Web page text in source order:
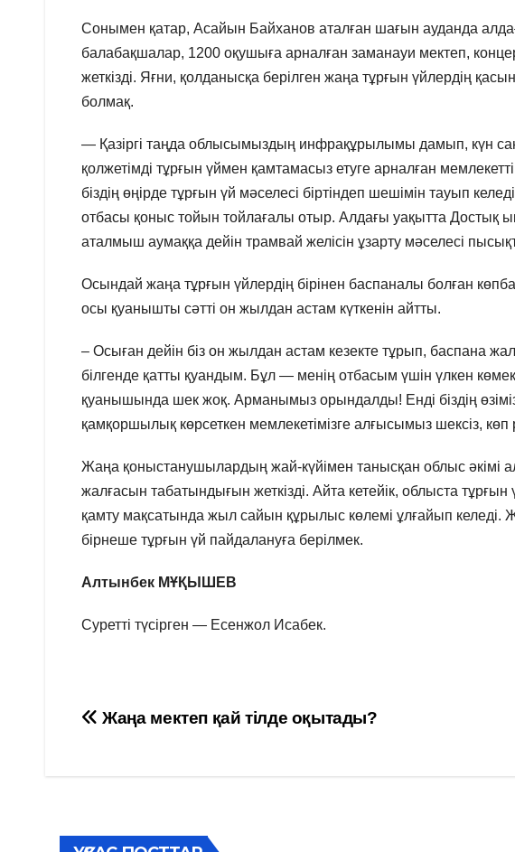
Сонымен қатар, Асайын Байханов аталған шағын ауданда
балабақшалар, 1200 оқушыға арналған заманауи мектеп,
жеткізді. Яғни, қолданысқа берілген жаңа тұрғын үйлердің
болмақ.
— Қазіргі таңда облысымыздың инфрақұрылымы дамып, күн
қолжетімді тұрғын үймен қамтамасыз етуге арналған
біздің өңірде тұрғын үй мәселесі біртіндеп шешімін тауып
отбасы қоныс тойын тойлағалы отыр. Алдағы уақытта Достық
аталмыш аумаққа дейін трамвай желісін ұзарту мәселесі
Осындай жаңа тұрғын үйлердің бірінен баспаналы болған
осы қуанышты сәтті он жылдан астам күткенін айтты.
– Осыған дейін біз он жылдан астам кезекте тұрып, баспана
білгенде қатты қуандым. Бұл — менің отбасым үшін үлкен
қуанышында шек жоқ. Арманымыз орындалды! Енді біздің
қамқоршылық көрсеткен мемлекетімізге алғысымыз шексіз,
Жаңа қоныстанушылардың жай-күйімен танысқан облыс әкімі
жалғасын табатындығын жеткізді. Айта кетейік, облыста
қамту мақсатында жыл сайын құрылыс көлемі ұлғайып
бірнеше тұрғын үй пайдалануға берілмек.
Алтынбек МҰҚЫШЕВ
Суретті түсірген — Есенжол Исабек.
Навигация
Жаңа мектеп қай тілде оқытады?